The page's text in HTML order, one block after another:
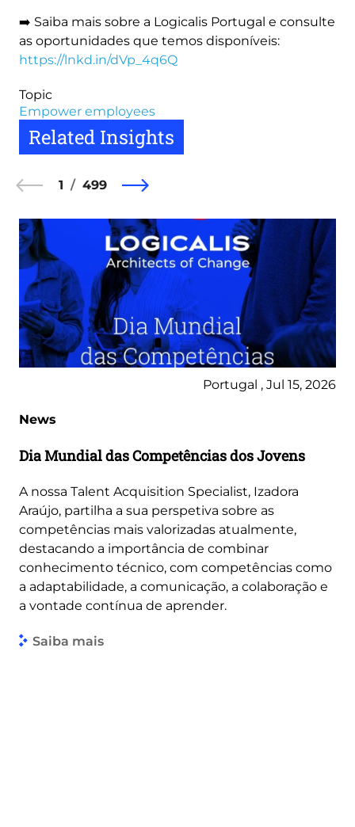
➡️ Saiba mais sobre a Logicalis Portugal e consulte
as oportunidades que temos disponíveis:
https://lnkd.in/dVp_4q6Q
Topic
Empower employees
Related Insights
1 499
Portugal , Jul 15, 2026
News
Dia Mundial das Competências dos Jovens
A nossa Talent Acquisition Specialist, Izadora
Araújo, partilha a sua perspetiva sobre as
competências mais valorizadas atualmente,
destacando a importância de combinar
conhecimento técnico, com competências como
a adaptabilidade, a comunicação, a colaboração e
a vontade contínua de aprender.
Saiba mais